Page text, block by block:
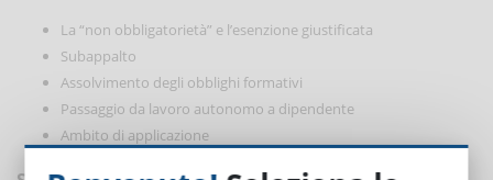
La “non obbligatorietà” e l’esenzione giustificata
Subappalto
Assolvimento degli obblighi formativi
Passaggio da lavoro autonomo a dipendente
Ambito di applicazione